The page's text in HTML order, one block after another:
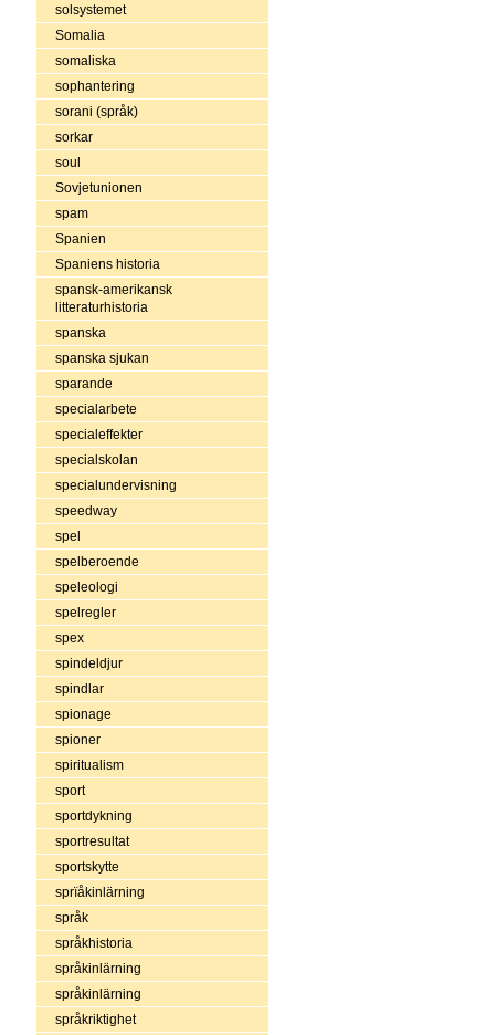
solsystemet
Somalia
somaliska
sophantering
sorani (språk)
sorkar
soul
Sovjetunionen
spam
Spanien
Spaniens historia
spansk-amerikansk
litteraturhistoria
spanska
spanska sjukan
sparande
specialarbete
specialeffekter
specialskolan
specialundervisning
speedway
spel
spelberoende
speleologi
spelregler
spex
spindeldjur
spindlar
spionage
spioner
spiritualism
sport
sportdykning
sportresultat
sportskytte
sprïåkinlärning
språk
språkhistoria
språkinlärning
språkinlärning
språkriktighet